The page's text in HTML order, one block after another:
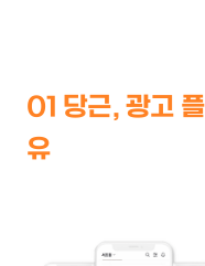
01 당근, 광고
유